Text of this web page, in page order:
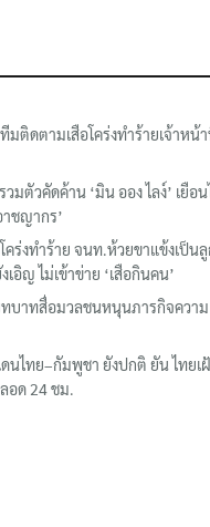
มติดตามเสือโคร่งทำร้ายเจ้าหน้
วมตัวคัดค้าน ‘มิน ออง ไลง์’ เยือ
ชญากร’
คร่งทำร้าย จนท.ห้วยขาแข้งเป็น
เอิญ ไม่เข้าข่าย ‘เสือกินคน’
บาทสื่อมวลชนหนุนภารกิจความ
นไทย–กัมพูชา ยังปกติ ยัน ไทยเ
อด 24 ชม.